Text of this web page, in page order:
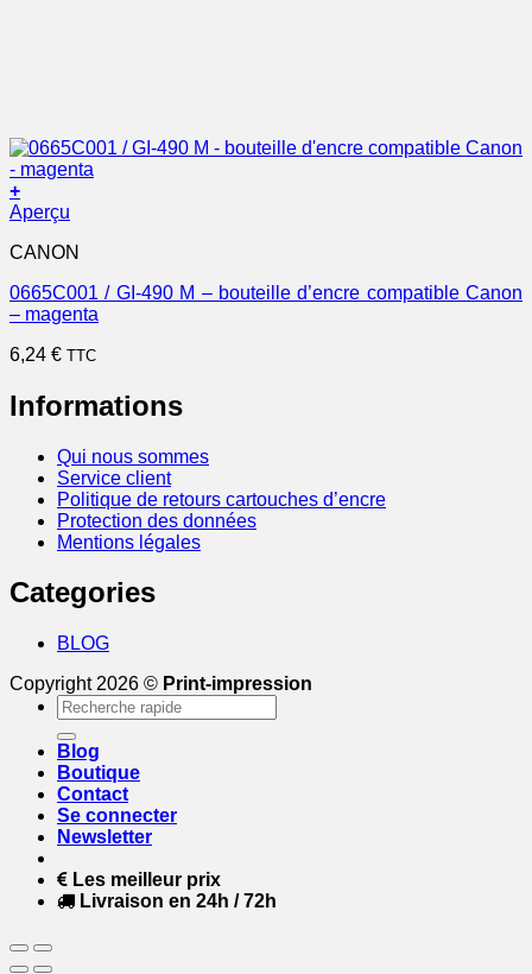
+
Aperçu
CANON
0665C001 / GI-490 M – bouteille d’encre compatible Canon
– magenta
6,24 € TTC
Informations
Qui nous sommes
Service client
Politique de retours cartouches d’encre
Protection des données
Mentions légales
Categories
BLOG
Copyright 2026 © Print-impression
Recherche
pour :
Blog
Boutique
Contact
Se connecter
Newsletter
Les meilleur prix
Livraison en 24h / 72h